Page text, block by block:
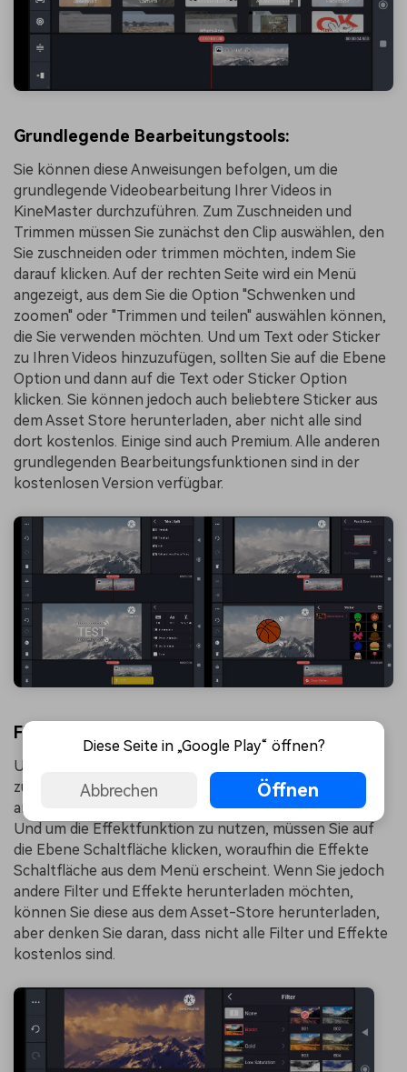
Grundlegende Bearbeitungstools:
Sie können diese Anweisungen befolgen, um die
grundlegende Videobearbeitung Ihrer Videos in
KineMaster durchzuführen. Zum Zuschneiden und
Trimmen müssen Sie zunächst den Clip auswählen, den
Sie zuschneiden oder trimmen möchten, indem Sie
darauf klicken. Auf der rechten Seite wird ein Menü
angezeigt, aus dem Sie die Option "Schwenken und
zoomen" oder "Trimmen und teilen" auswählen können,
die Sie verwenden möchten. Und um Text oder Sticker
zu Ihren Videos hinzuzufügen, sollten Sie auf die Ebene
Option und dann auf die Text oder Sticker Option
klicken. Sie können jedoch auch beliebtere Sticker aus
dem Asset Store herunterladen, aber nicht alle sind
dort kostenlos. Einige sind auch Premium. Alle anderen
grundlegenden Bearbeitungsfunktionen sind in der
kostenlosen Version verfügbar.
Filter und Effekte:
Um Filter zu Ihren Videos hinzuzufügen, müssen Sie
zunächst einen Clip auswählen, auf den Sie die Filter
anwenden möchten und dann die Filter Option wählen.
Und um die Effektfunktion zu nutzen, müssen Sie auf
die Ebene Schaltfläche klicken, woraufhin die Effekte
Schaltfläche aus dem Menü erscheint. Wenn Sie jedoch
andere Filter und Effekte herunterladen möchten,
können Sie diese aus dem Asset-Store herunterladen,
aber denken Sie daran, dass nicht alle Filter und Effekte
kostenlos sind.
Diese Seite in „Google Play“ öffnen?
Abbrechen Öffnen